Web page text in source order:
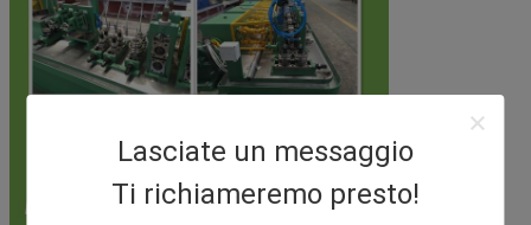
Lasciate un messaggio
Ti richiameremo presto!